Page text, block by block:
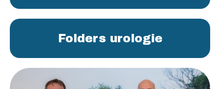
Folders urologie